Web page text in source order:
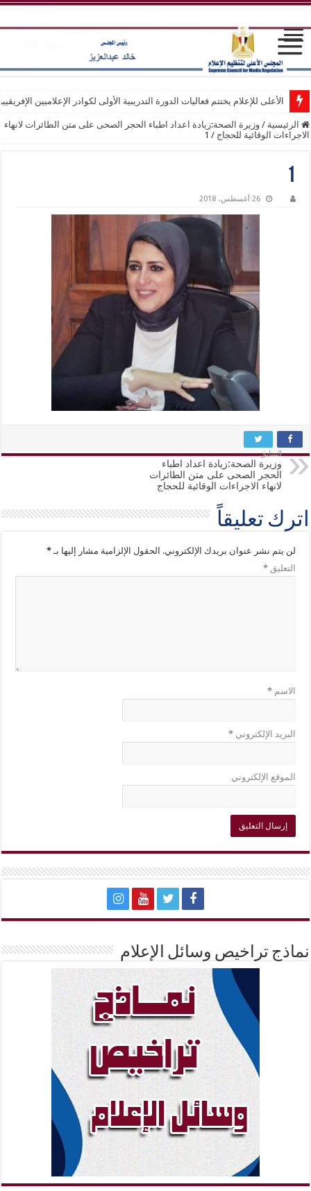
الأعلى للإعلام يختتم فعاليات الدورة التدريبية الأولى لكوادر الإعلاميين
الرئيسية / وزيرة الصحة:زيادة اعداد اطباء الحجر الصحى على متن الطائرات لانهاء
الاجراءات الوقائية للحجاج /
1
1
26 أغسطس، 2018
السابق
وزيرة الصحة:زيادة اعداد اطباء
الحجر الصحى على متن الطائرات
لانهاء الاجراءات الوقائية للحجاج
اترك تعليقاً
لن يتم نشر عنوان بريدك الإلكتروني. الحقول الإلزامية مشار إليها بـ*
التعليق*
الاسم*
البريد الإلكتروني*
الموقع الإلكتروني
نماذج تراخيص وسائل الإعلام